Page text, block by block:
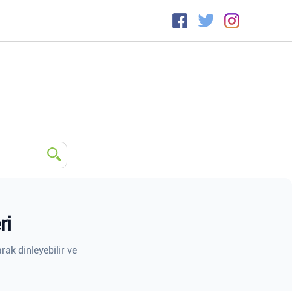
dinleyebilir ve